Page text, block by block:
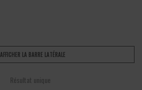
AFFICHER LA BARRE LATÉRALE
Résultat unique